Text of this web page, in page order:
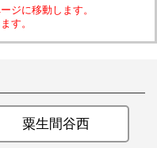
ジに移動します。
す。
粟生間谷西